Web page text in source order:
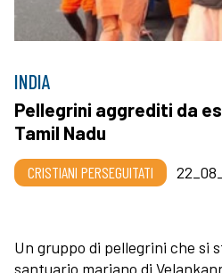
INDIA
Pellegrini aggrediti da
Tamil Nadu
CRISTIANI PERSEGUITATI
Un gruppo di pellegrini che si
santuario mariano di